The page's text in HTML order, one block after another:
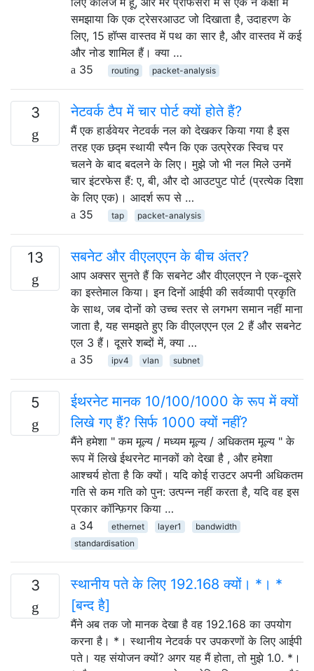
समझाया कि एक ट्रेसरआउट जो दिखाता है, उदाहरण के
लिए, 15 हॉप्स वास्तव में पथ का सार है, और वास्तव में कई
और नोड शामिल हैं। क्या …
35
routing packet-analysis
3 नेटवर्क टैप में चार पोर्ट क्यों होते हैं?
मैं एक हार्डवेयर नेटवर्क नल को देखकर किया गया है इस
तरह एक छद्म स्थायी स्पैन कि एक उत्प्रेरक स्विच पर
चलने के बाद बदलने के लिए। मुझे जो भी नल मिले उनमें
चार इंटरफेस हैं: ए, बी, और दो आउटपुट पोर्ट (प्रत्येक दिशा
के लिए एक)। आदर्श रूप से …
35
tap packet-analysis
13 सबनेट और वीएलएएन के बीच अंतर?
आप अक्सर सुनते हैं कि सबनेट और वीएलएएन ने एक-दूसरे
का इस्तेमाल किया। इन दिनों आईपी की सर्वव्यापी प्रकृति
के साथ, जब दोनों को उच्च स्तर से लगभग समान नहीं माना
जाता है, यह समझते हुए कि वीएलएएन एल 2 हैं और सबनेट
एल 3 हैं। दूसरे शब्दों में, क्या …
35
ipv4 vlan subnet
5
ईथरनेट मानक 10/100/1000 के रूप में क्यों
लिखे गए हैं? सिर्फ 1000 क्यों नहीं?
मैंने हमेशा " कम मूल्य / मध्यम मूल्य / अधिकतम मूल्य " के
रूप में लिखे ईथरनेट मानकों को देखा है , और हमेशा
आश्चर्य होता है कि क्यों। यदि कोई राउटर अपनी अधिकतम
गति से कम गति को पुन: उत्पन्न नहीं करता है, यदि वह इस
प्रकार कॉन्फ़िगर किया …
34
ethernet layer1
bandwidth
standardisation
3
स्थानीय पते के लिए 192.168 क्यों। *। *
[बन्द है]
मैंने अब तक जो मानक देखा है वह 192.168 का उपयोग
करना है। *। स्थानीय नेटवर्क पर उपकरणों के लिए आईपी
पते। यह संयोजन क्यों? अगर यह मैं होता, तो मुझे 1.0. *।